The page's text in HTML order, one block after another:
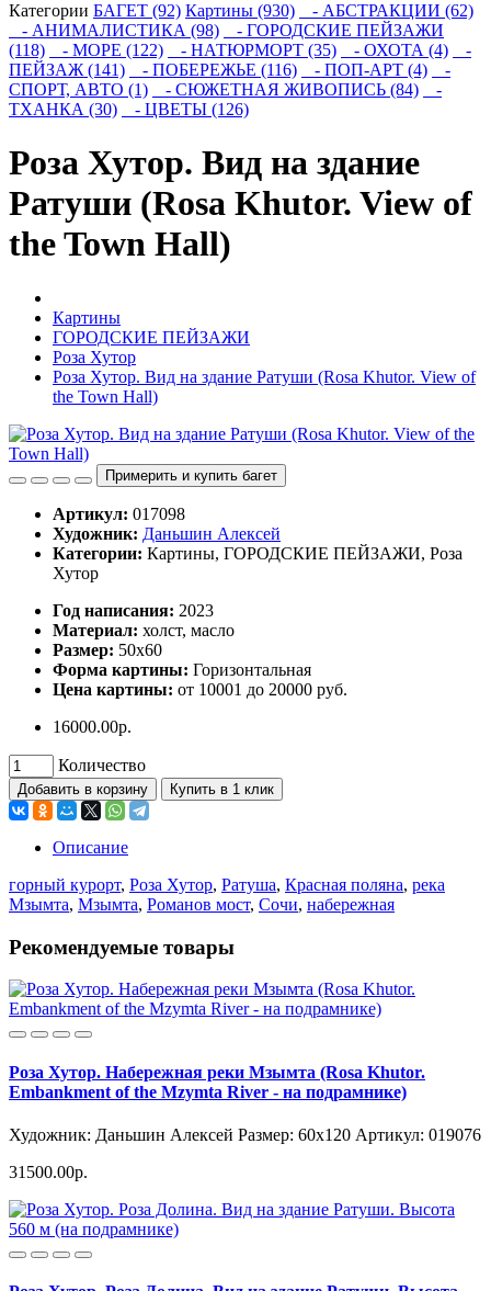
Категории БАГЕТ (92) Картины (930)
- АБСТРАКЦИИ (62)
- АНИМАЛИСТИКА (98)
- ГОРОДСКИЕ ПЕЙЗАЖИ
(118)
- МОРЕ (122) - НАТЮРМОРТ (35) - ОХОТА (4)
-
ПЕЙЗАЖ (141)
- ПОБЕРЕЖЬЕ (116) - ПОП-АРТ (4)
-
СПОРТ, АВТО (1)
- СЮЖЕТНАЯ ЖИВОПИСЬ (84)
-
ТХАНКА (30)
- ЦВЕТЫ (126)
Роза Хутор. Вид на здание
Ратуши (Rosa Khutor. View of
the Town Hall)
Картины
ГОРОДСКИЕ ПЕЙЗАЖИ
Роза Хутор
Роза Хутор. Вид на здание Ратуши (Rosa Khutor. View of
the Town Hall)
Примерить и купить багет
Артикул: 017098
Художник: Даньшин Алексей
Категории: Картины, ГОРОДСКИЕ ПЕЙЗАЖИ, Роза
Хутор
Год написания: 2023
Материал: холст, масло
Размер: 50х60
Форма картины: Горизонтальная
Цена картины: от 10001 до 20000 руб.
16000.00р.
Количество
Добавить в корзину Купить в 1 клик
Описание
горный курорт, Роза Хутор, Ратуша, Красная поляна, река
Мзымта, Мзымта, Романов мост, Сочи, набережная
Рекомендуемые товары
Роза Хутор. Набережная реки Мзымта (Rosa Khutor.
Embankment of the Mzymta River - на подрамнике)
Художник: Даньшин Алексей Размер: 60x120 Артикул: 019076
31500.00р.